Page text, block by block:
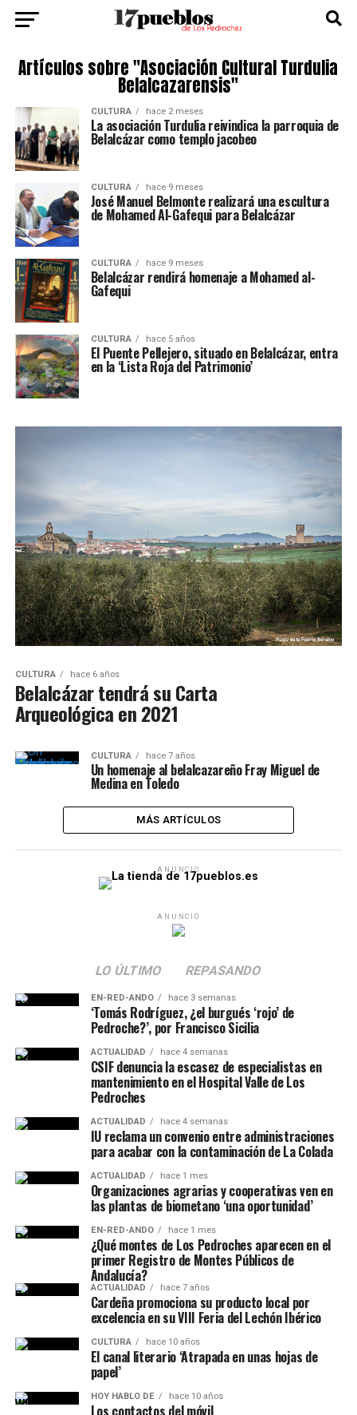
Artículos sobre "Asociación Cultural Turdulia
Belalcazarensis"
CULTURA hace 2 meses
La asociación Turdulia reivindica la parroquia de
Belalcázar como templo jacobeo
CULTURA hace 9 meses
José Manuel Belmonte realizará una escultura
de Mohamed Al-Gafequi para Belalcázar
CULTURA hace 9 meses
Belalcázar rendirá homenaje a Mohamed al-
Gafequi
CULTURA hace 5 años
El Puente Pellejero, situado en Belalcázar, entra
en la ‘Lista Roja del Patrimonio’
CULTURA hace 6 años
Belalcázar tendrá su Carta
Arqueológica en 2021
CULTURA hace 7 años
Un homenaje al belalcazareño Fray Miguel de
Medina en Toledo
MÁS ARTÍCULOS
ANUNCIO
ANUNCIO
LO ÚLTIMO REPASANDO
EN-RED-ANDO hace 3 semanas
‘Tomás Rodríguez, ¿el burgués ‘rojo’ de
Pedroche?’, por Francisco Sicilia
ACTUALIDAD hace 4 semanas
CSIF denuncia la escasez de especialistas en
mantenimiento en el Hospital Valle de Los
Pedroches
ACTUALIDAD hace 4 semanas
IU reclama un convenio entre administraciones
para acabar con la contaminación de La Colada
ACTUALIDAD hace 1 mes
Organizaciones agrarias y cooperativas ven en
las plantas de biometano ‘una oportunidad’
EN-RED-ANDO hace 1 mes
¿Qué montes de Los Pedroches aparecen en el
primer Registro de Montes Públicos de
Andalucía?
ACTUALIDAD hace 7 años
Cardeña promociona su producto local por
excelencia en su VIII Feria del Lechón Ibérico
CULTURA hace 10 años
El canal literario ‘Atrapada en unas hojas de
papel’
HOY HABLO DE hace 10 años